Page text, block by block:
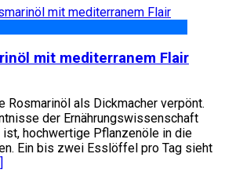
mit mediterranem Flair
Rosmarinöl als Dickmacher verpönt.
der Ernährungswissenschaft
hochwertige Pflanzenöle in die
Ein bis zwei Esslöffel pro Tag sieht